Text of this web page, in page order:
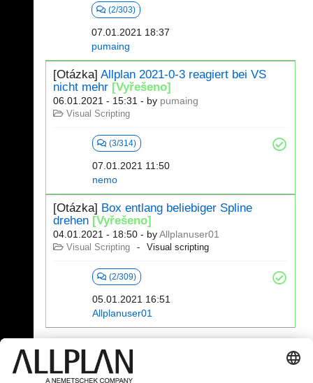
(2/303)
07.01.2021 18:37
pumaing
[Otázka] Allplan 2021-0-3 reagiert bei VS
nicht mehr [Vyřešeno]
06.01.2021 - 15:31 - by pumaing
Visual Scripting
(3/314)
07.01.2021 11:50
nemo
[Otázka] Box entlang beliebiger Spline
drehen [Vyřešeno]
04.01.2021 - 18:50 - byAllplanuser01
Visual Scripting Visual scripting
(2/309)
05.01.2021 16:51
Allplanuser01
341 - 360 (392)